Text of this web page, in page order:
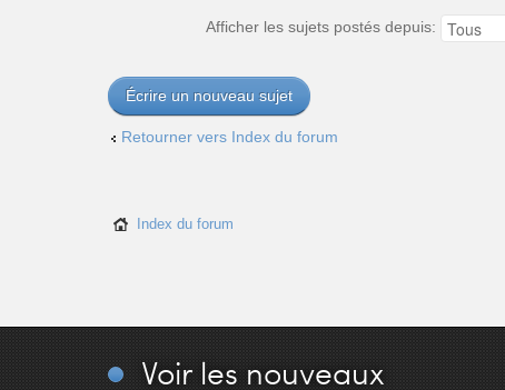
Afficher les sujets postés depuis:
Écrire un nouveau sujet
Retourner vers Index du forum
Index du forum
Voir les nouveaux